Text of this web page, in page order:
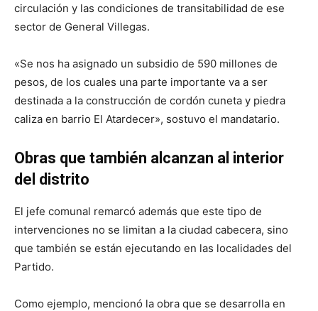
circulación y las condiciones de transitabilidad de ese
sector de General Villegas.
«Se nos ha asignado un subsidio de 590 millones de
pesos, de los cuales una parte importante va a ser
destinada a la construcción de cordón cuneta y piedra
caliza en barrio El Atardecer», sostuvo el mandatario.
Obras que también alcanzan al interior
del distrito
El jefe comunal remarcó además que este tipo de
intervenciones no se limitan a la ciudad cabecera, sino
que también se están ejecutando en las localidades del
Partido.
Como ejemplo, mencionó la obra que se desarrolla en